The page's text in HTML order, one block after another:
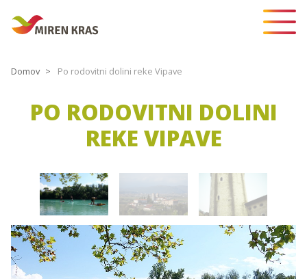
Domov Po rodovitni dolini reke Vipave
PO RODOVITNI DOLINI
REKE VIPAVE